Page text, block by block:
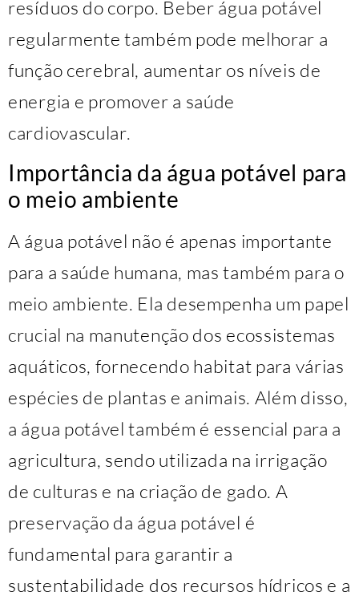
resíduos do corpo. Beber água potável
regularmente também pode melhorar a
função cerebral, aumentar os níveis de
energia e promover a saúde
cardiovascular.
Importância da água potável para
o meio ambiente
A água potável não é apenas importante
para a saúde humana, mas também para o
meio ambiente. Ela desempenha um papel
crucial na manutenção dos ecossistemas
aquáticos, fornecendo habitat para várias
espécies de plantas e animais. Além disso,
a água potável também é essencial para a
agricultura, sendo utilizada na irrigação
de culturas e na criação de gado. A
preservação da água potável é
fundamental para garantir a
sustentabilidade dos recursos hídricos e a